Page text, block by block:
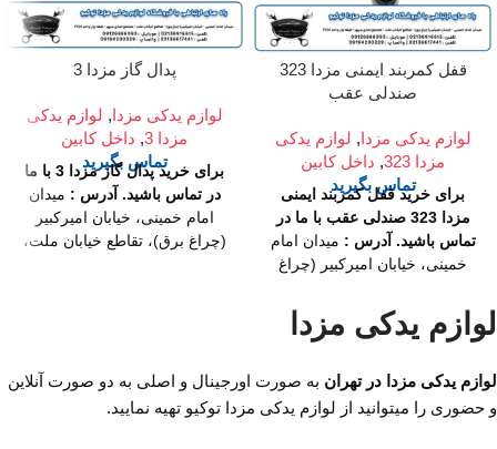
قفل کمربند ایمنی مزدا 323
صندلی عقب
لوازم یدکی مزدا, لوازم یدکی
مزدا 323
, داخل کابین
تماس بگیرید
برای خرید قفل کمربند ایمنی
مزدا 323 صندلی عقب با ما در
تماس باشید. آدرس : میدان امام
خمینی، خیابان امیرکبیر (چراغ
تجاری سپهر، طبقه اول واحد
F124
ساعت کار فروشگاه :
پنجشنبه ها ساعت 9 الی 14
شماره تماس ما : تلفن :
پدال گاز مزدا 3
لوازم یدکی مزدا, لوازم یدکی
مزدا 3
, داخل کابین
تماس بگیرید
برای خرید پدال گاز مزدا 3 با ما
در تماس باشید. آدرس : میدان
امام خمینی، خیابان امیرکبیر
(چراغ برق)، تقاطع خیابان ملت،
02136617441موبایل :
09126886093
لوازم یدکی مزدا
لوازم یدکی مزدا در تهران به صورت اورجینال و اصلی به دو صورت آنلاین
و حضوری را میتوانید از لوازم یدکی مزدا توکیو تهیه نمایید.